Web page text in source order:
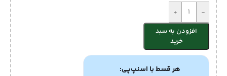
-
+
افزودن به سبد
خرید
هر قسط با اسنپ‌پی: